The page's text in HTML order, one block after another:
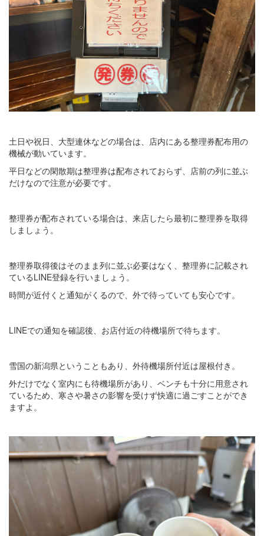
土日や祝日、大型連休などの場合は、店内にある整理券配布用の
機械が動いています。
平日などの閑散期は整理券は配布されておらず、店前の列に並ぶ
だけなので注意が必要です。
整理券が配布されている場合は、来店したら最初に整理券を取得
しましょう。
整理券取得後はそのまま列に並ぶ必要はなく、整理券に記載され
ているLINE登録を行いましょう。
時間が近付くと通知がくるので、外で待っていても安心です。
LINEでの通知を確認後、お店付近の待機場所で待ちます。
雪国の新潟県ということもあり、外待機場所付近は屋根付き。
外だけでなく室内にも待機場所があり、ベンチも十分に用意され
ているため、寒さや暑さの影響を受けず快適に過ごすことができ
ますよ。